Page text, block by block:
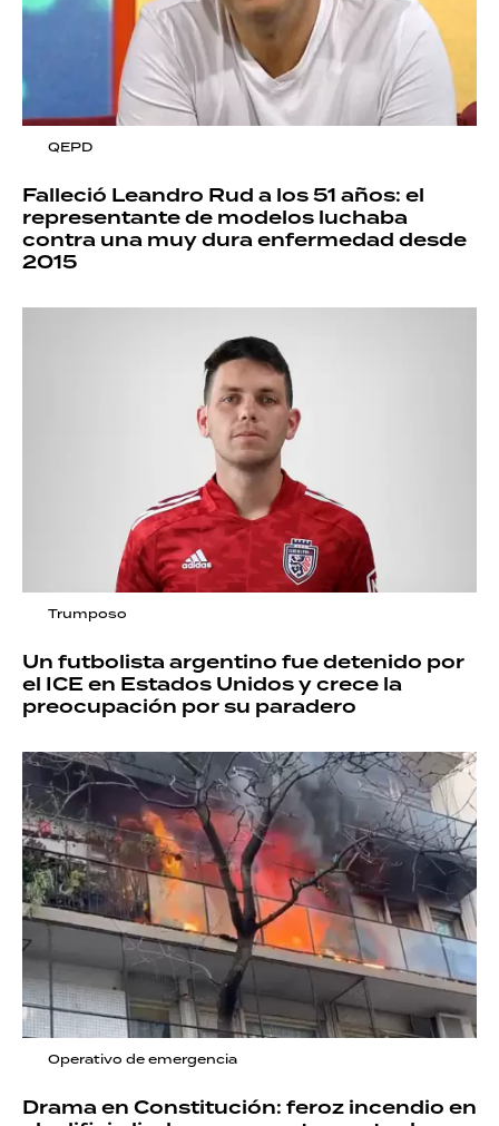
QEPD
Falleció Leandro Rud a los 51 años: el
representante de modelos luchaba
contra una muy dura enfermedad desde
2015
Trumposo
Un futbolista argentino fue detenido por
el ICE en Estados Unidos y crece la
preocupación por su paradero
Operativo de emergencia
Drama en Constitución: feroz incendio en